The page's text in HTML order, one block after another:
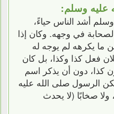
عليه وسلم:
أشد الناس حياءً،
في وجهه. وكان إذا
ما يكرهه لم يوجه له
فعل كذا وكذا، بل كان
كذا، دون أن يذكر اسم
الرسول صلى الله عليه
صخابًا (لا يحدث